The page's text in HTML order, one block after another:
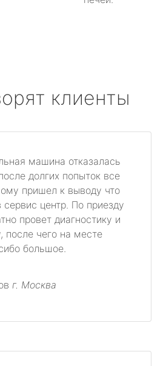
клиенты
машина отказалась
долгих попыток все
пришел к выводу что
сервис центр. По приезду
провет диагностику и
после чего на месте
большое.
г. Москва